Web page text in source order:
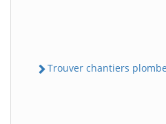
Trouver chantiers